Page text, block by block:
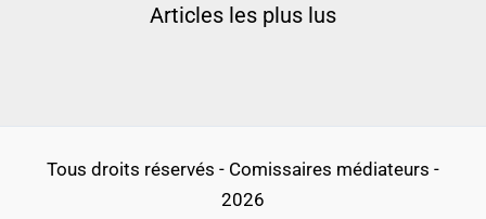
Articles les plus lus
Tous droits réservés - Comissaires médiateurs -
2026